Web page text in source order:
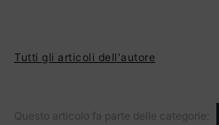
Tutti gli articoli dell'autore
Questo articolo fa parte delle categorie: